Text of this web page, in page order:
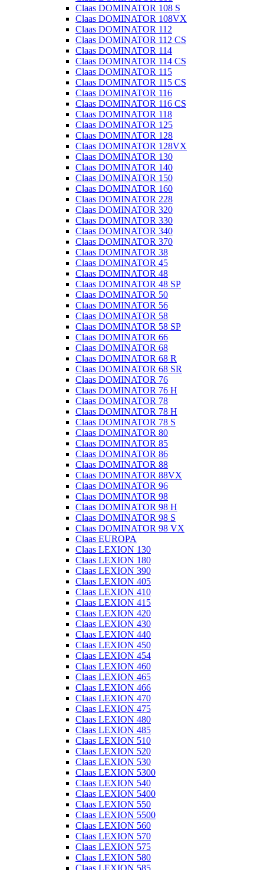
Claas DOMINATOR 108 S
Claas DOMINATOR 108VX
Claas DOMINATOR 112
Claas DOMINATOR 112 CS
Claas DOMINATOR 114
Claas DOMINATOR 114 CS
Claas DOMINATOR 115
Claas DOMINATOR 115 CS
Claas DOMINATOR 116
Claas DOMINATOR 116 CS
Claas DOMINATOR 118
Claas DOMINATOR 125
Claas DOMINATOR 128
Claas DOMINATOR 128VX
Claas DOMINATOR 130
Claas DOMINATOR 140
Claas DOMINATOR 150
Claas DOMINATOR 160
Claas DOMINATOR 228
Claas DOMINATOR 320
Claas DOMINATOR 330
Claas DOMINATOR 340
Claas DOMINATOR 370
Claas DOMINATOR 38
Claas DOMINATOR 45
Claas DOMINATOR 48
Claas DOMINATOR 48 SP
Claas DOMINATOR 50
Claas DOMINATOR 56
Claas DOMINATOR 58
Claas DOMINATOR 58 SP
Claas DOMINATOR 66
Claas DOMINATOR 68
Claas DOMINATOR 68 R
Claas DOMINATOR 68 SR
Claas DOMINATOR 76
Claas DOMINATOR 76 H
Claas DOMINATOR 78
Claas DOMINATOR 78 H
Claas DOMINATOR 78 S
Claas DOMINATOR 80
Claas DOMINATOR 85
Claas DOMINATOR 86
Claas DOMINATOR 88
Claas DOMINATOR 88VX
Claas DOMINATOR 96
Claas DOMINATOR 98
Claas DOMINATOR 98 H
Claas DOMINATOR 98 S
Claas DOMINATOR 98 VX
Claas EUROPA
Claas LEXION 130
Claas LEXION 180
Claas LEXION 390
Claas LEXION 405
Claas LEXION 410
Claas LEXION 415
Claas LEXION 420
Claas LEXION 430
Claas LEXION 440
Claas LEXION 450
Claas LEXION 454
Claas LEXION 460
Claas LEXION 465
Claas LEXION 466
Claas LEXION 470
Claas LEXION 475
Claas LEXION 480
Claas LEXION 485
Claas LEXION 510
Claas LEXION 520
Claas LEXION 530
Claas LEXION 5300
Claas LEXION 540
Claas LEXION 5400
Claas LEXION 550
Claas LEXION 5500
Claas LEXION 560
Claas LEXION 570
Claas LEXION 575
Claas LEXION 580
Claas LEXION 585